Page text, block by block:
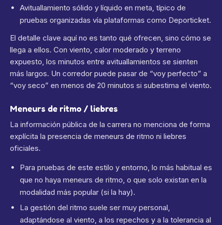
Avituallamiento sólido y líquido en meta, típico de
pruebas organizadas vía plataformas como Deporticket.
El detalle clave aquí no es tanto qué ofrecen, sino cómo se
llega a ellos. Con viento, calor moderado y terreno
expuesto, los minutos entre avituallamientos se sienten
más largos. Un corredor puede pasar de “voy perfecto” a
“voy seco” en menos de 20 minutos si subestima el viento.
Meneurs de ritmo / liebres
La información pública de la carrera no menciona de forma
explícita la presencia de meneurs de ritmo ni liebres
oficiales.
Para pruebas de este estilo y entorno, lo más habitual es
que no haya meneurs de ritmo, o que solo existan en la
modalidad más popular (si la hay).
La gestión del ritmo suele ser muy personal,
adaptándose al viento, a los repechos y a la tolerancia al